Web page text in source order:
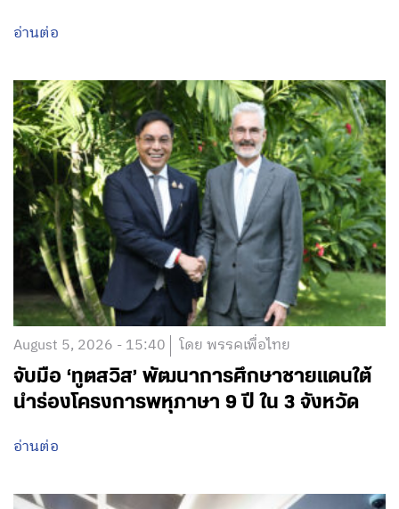
อ่านต่อ
August 5, 2026 - 15:40 โดย พรรคเพื่อไทย
จับมือ ‘ทูตสวิส’ พัฒนาการศึกษาชายแดนใต้
นำร่องโครงการพหุภาษา 9 ปี ใน 3 จังหวัด
อ่านต่อ